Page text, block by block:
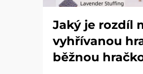
Jaký je rozdíl
vyhřívanou
běžnou